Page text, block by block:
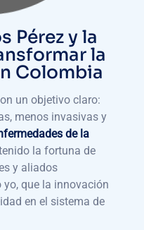
Pérez y la
la
Colombia
un objetivo claro:
menos invasivas y
de la
la fortuna de
y aliados
yo, que la innovación
en el sistema de